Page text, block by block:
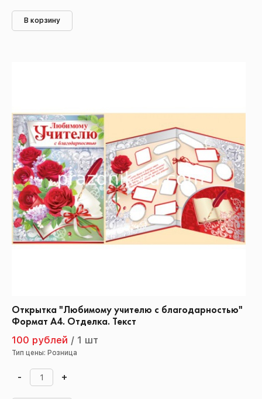
В корзину
Открытка "Любимому учителю с благодарностью"
Формат А4. Отделка. Текст
100 рублей / 1 шт
Тип цены: Розница
- +